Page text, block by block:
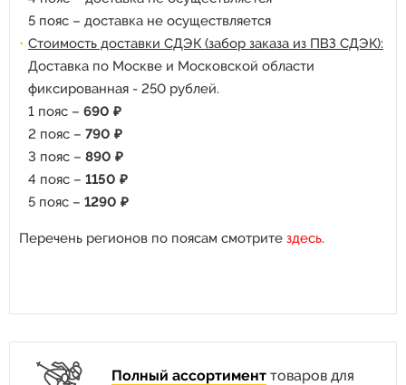
5 пояс – доставка не осуществляется
Стоимость доставки СДЭК (забор заказа из ПВЗ СДЭК):
Доставка по Москве и Московской области
фиксированная - 250 рублей.
1 пояс – 690 ₽
2 пояс – 790 ₽
3 пояс – 890 ₽
4 пояс – 1150 ₽
5 пояс – 1290 ₽
Перечень регионов по поясам смотрите здесь.
Полный ассортимент товаров для